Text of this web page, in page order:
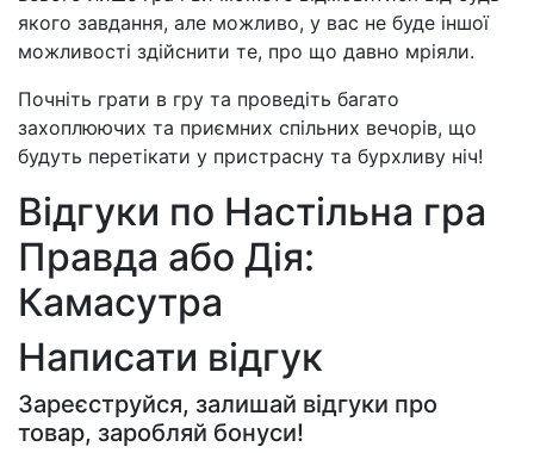
якого завдання, але можливо, у вас не буде іншої
можливості здійснити те, про що давно мріяли.
Почніть грати в гру та проведіть багато
захоплюючих та приємних спільних вечорів, що
будуть перетікати у пристрасну та бурхливу ніч!
Відгуки по Настільна гра
Правда або Дія:
Камасутра
Написати відгук
Зареєструйся, залишай відгуки про
товар, заробляй бонуси!